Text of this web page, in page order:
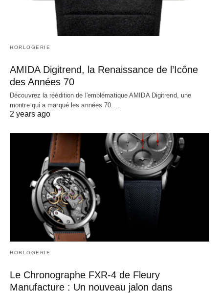
HORLOGERIE
AMIDA Digitrend, la Renaissance de l’Icône
des Années 70
Découvrez la réédition de l'emblématique AMIDA Digitrend, une
montre qui a marqué les années 70.…
2 years ago
HORLOGERIE
Le Chronographe FXR-4 de Fleury
Manufacture : Un nouveau jalon dans